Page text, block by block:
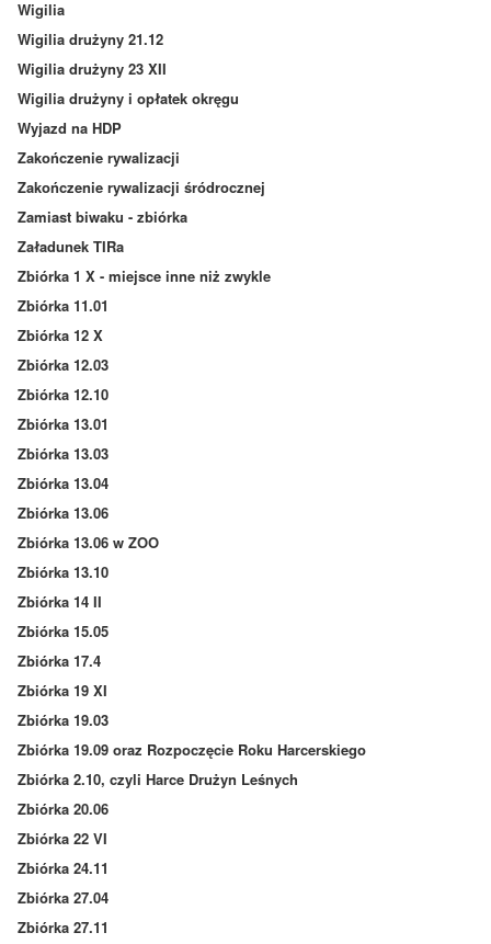
Wigilia
Wigilia drużyny 21.12
Wigilia drużyny 23 XII
Wigilia drużyny i opłatek okręgu
Wyjazd na HDP
Zakończenie rywalizacji
Zakończenie rywalizacji śródrocznej
Zamiast biwaku - zbiórka
Załadunek TIRa
Zbiórka 1 X - miejsce inne niż zwykle
Zbiórka 11.01
Zbiórka 12 X
Zbiórka 12.03
Zbiórka 12.10
Zbiórka 13.01
Zbiórka 13.03
Zbiórka 13.04
Zbiórka 13.06
Zbiórka 13.06 w ZOO
Zbiórka 13.10
Zbiórka 14 II
Zbiórka 15.05
Zbiórka 17.4
Zbiórka 19 XI
Zbiórka 19.03
Zbiórka 19.09 oraz Rozpoczęcie Roku Harcerskiego
Zbiórka 2.10, czyli Harce Drużyn Leśnych
Zbiórka 20.06
Zbiórka 22 VI
Zbiórka 24.11
Zbiórka 27.04
Zbiórka 27.11